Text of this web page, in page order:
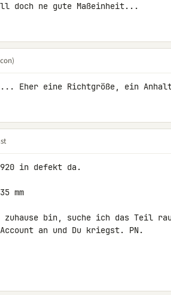
doch ne gute Maßeinheit...
Eher eine Richtgröße, ein
920 in defekt da.
mm
zuhause bin, suche ich das Teil
an und Du kriegst. PN.